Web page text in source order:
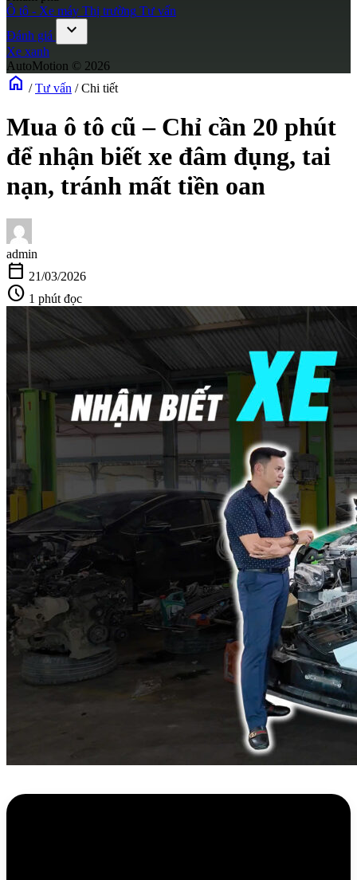
Ô tô - Xe máy Thị trường Tư vấn
Đánh giá
expand_more
Xe xanh
AutoMotion © 2026
home / Tư vấn / Chi tiết
Mua ô tô cũ – Chỉ cần 20 phút
để nhận biết xe đâm đụng, tai
nạn, tránh mất tiền oan
admin
calendar_today 21/03/2026
schedule 1 phút đọc